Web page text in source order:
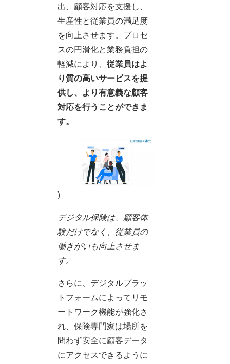
出、顧客対応を支援し、
生産性と従業員の満足度
を向上させます。プロセ
スの円滑化と業務負担の
軽減により、 従業員はよ
り質の高いサービスを提
供し、より有意義な顧客
対応を行うことができま
す。
)
デジタル保険は、顧客体
験だけでなく、従業員の
働きがいも向上させま
す。
さらに、デジタルプラッ
トフォームによってリモ
ートワーク機能が強化さ
れ、保険専門家は場所を
問わず安全に顧客データ
にアクセスできるように